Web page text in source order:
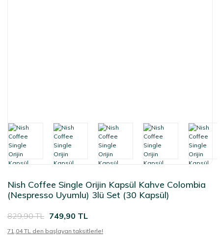
Nish Coffee Single Orijin Kapsül Kahve Colombia
(Nespresso Uyumlu) 3lü Set (30 Kapsül)
829,90 TL 749,90 TL
71,04 TL den başlayan taksitlerle!